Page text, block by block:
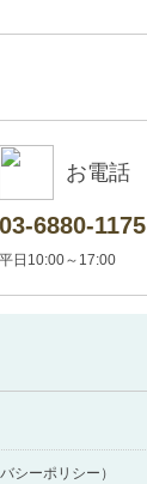
お電話
03-6880-1175
平日10:00～17:00
シーポリシー）